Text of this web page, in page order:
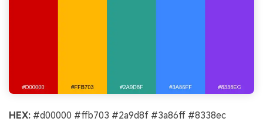
HEX: #d00000 #ffb703 #2a9d8f #3a86ff #8338ec